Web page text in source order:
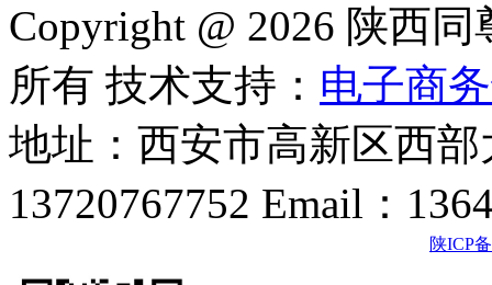
Copyright @ 2026 陕西
所有 技术支持： 电子商
地址：西安市高新区西
13720767752 Email：
陕ICP